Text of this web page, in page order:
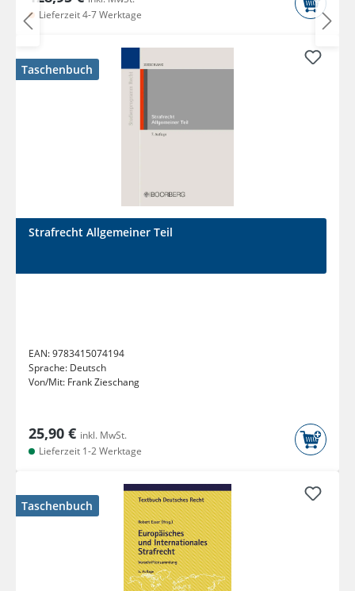
Lieferzeit 4-7 Werktage
Taschenbuch
Strafrecht Allgemeiner Teil
EAN:9783415074194
Sprache: Deutsch
Von/Mit: Frank Zieschang
25,90 € inkl. MwSt.
Lieferzeit 1-2 Werktage
Taschenbuch